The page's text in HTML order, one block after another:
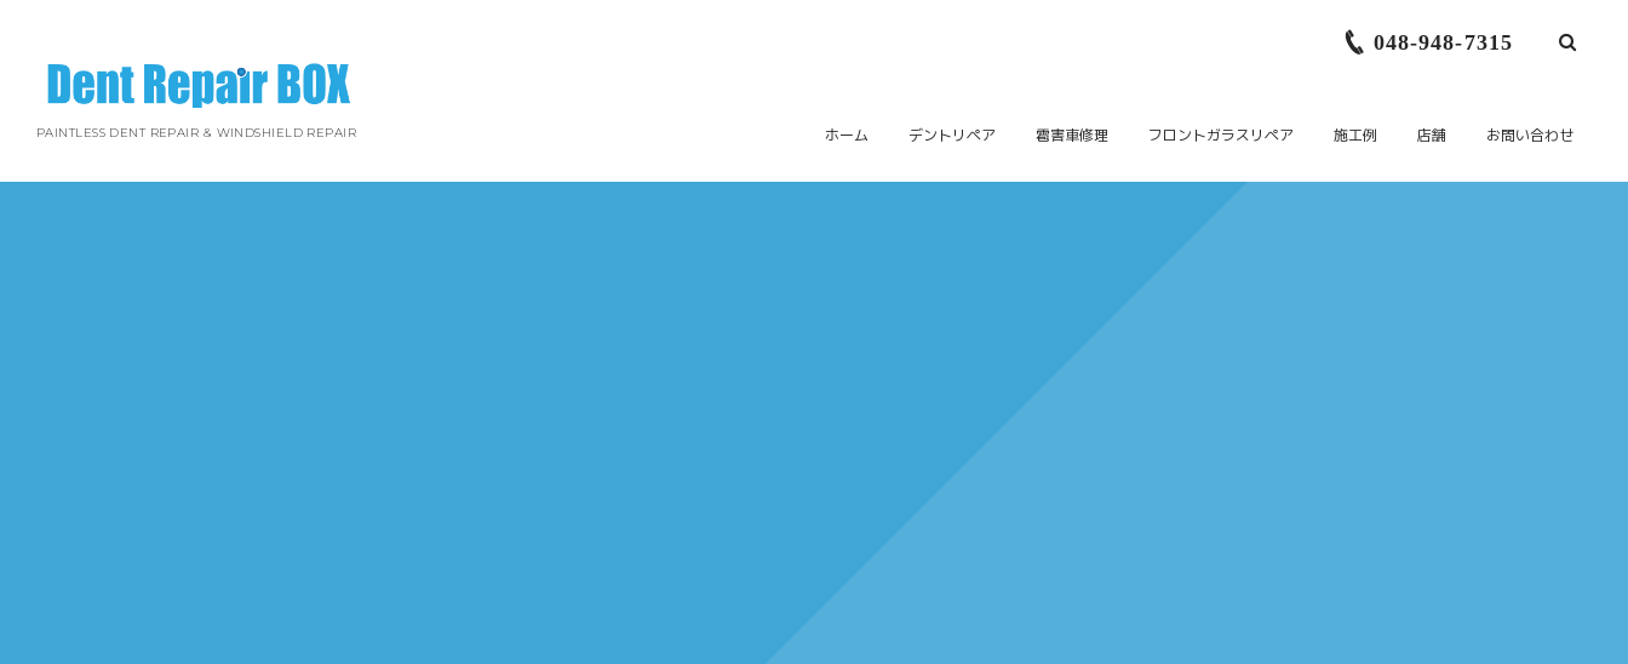
PAINTLESS DENT REPAIR & WINDSHIELD REPAIR
048-948-7315
ホーム デントリペア 雹害車修理 フロントガラスリペア 施工例 店舗 お問い合わせ